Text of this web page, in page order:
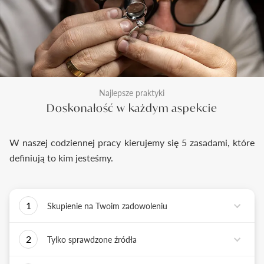
Najlepsze praktyki
Doskonałość w każdym aspekcie
W naszej codziennej pracy kierujemy się 5 zasadami, które
definiują to kim jesteśmy.
1
Skupienie na Twoim zadowoleniu
zadanie - dostarczyć Ci biżuterię i doświadczenie,
2
Tylko sprawdzone źródła